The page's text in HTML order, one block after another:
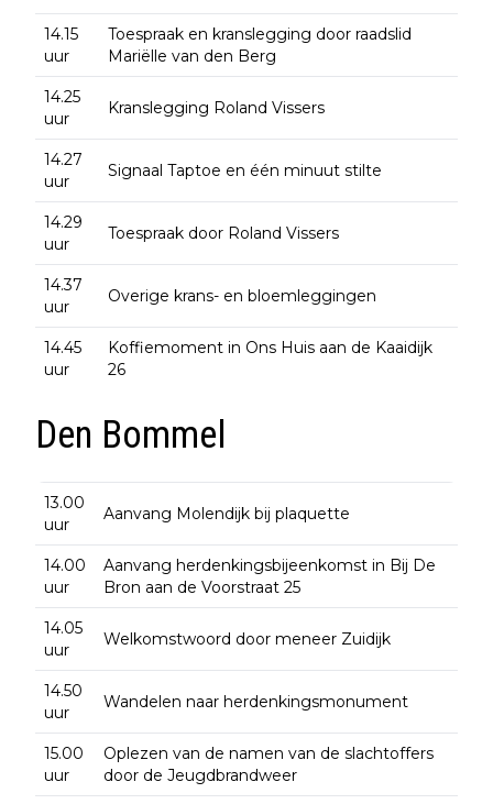
14.15
uur
Toespraak en kranslegging door raadslid
Mariëlle van den Berg
14.25
uur
Kranslegging Roland Vissers
14.27
uur
Signaal Taptoe en één minuut stilte
14.29
uur
Toespraak door Roland Vissers
14.37
uur
Overige krans- en bloemleggingen
14.45
uur
Koffiemoment in Ons Huis aan de Kaaidijk
26
Den Bommel
13.00
uur
Aanvang Molendijk bij plaquette
14.00
uur
Aanvang herdenkingsbijeenkomst in Bij De
Bron aan de Voorstraat 25
14.05
uur
Welkomstwoord door meneer Zuidijk
14.50
uur
Wandelen naar herdenkingsmonument
15.00
uur
Oplezen van de namen van de slachtoffers
door de Jeugdbrandweer